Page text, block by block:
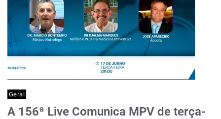
Geral
A 156ª Live Comunica MPV de terça-